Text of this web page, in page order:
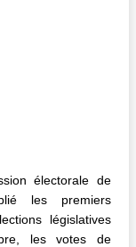
électorale de
les premiers
législatives
les votes de